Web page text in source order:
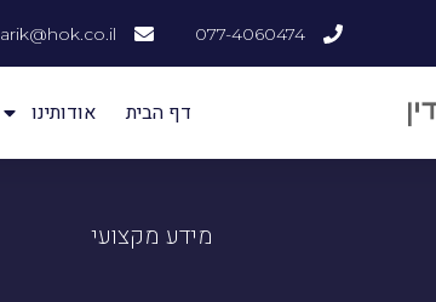
077-4060474
arik@hok.co.il
דף הבית אודותינו
מידע מקצועי